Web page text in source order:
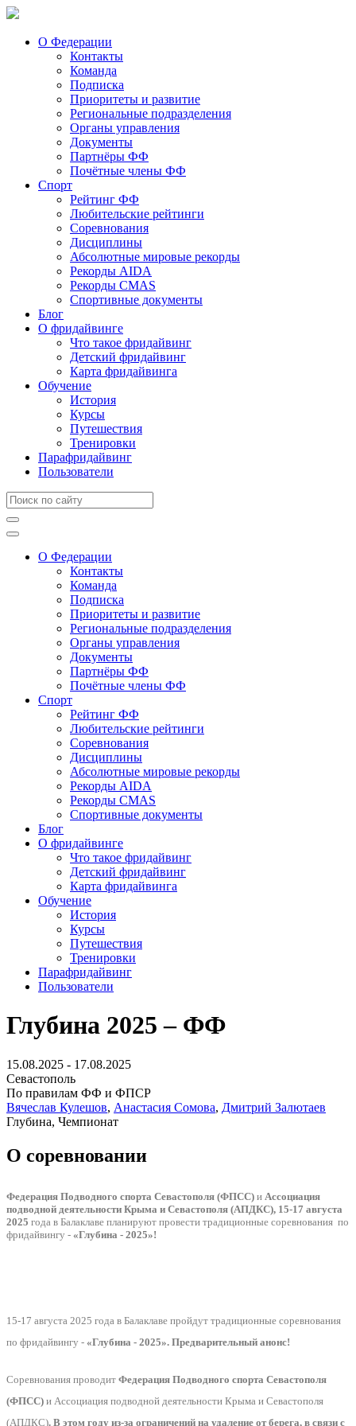
О Федерации
Контакты
Команда
Подписка
Приоритеты и развитие
Региональные подразделения
Органы управления
Документы
Партнёры ФФ
Почётные члены ФФ
Спорт
Рейтинг ФФ
Любительские рейтинги
Соревнования
Дисциплины
Абсолютные мировые рекорды
Рекорды AIDA
Рекорды CMAS
Спортивные документы
Блог
О фридайвинге
Что такое фридайвинг
Детский фридайвинг
Карта фридайвинга
Обучение
История
Курсы
Путешествия
Тренировки
Парафридайвинг
Пользователи
О Федерации
Контакты
Команда
Подписка
Приоритеты и развитие
Региональные подразделения
Органы управления
Документы
Партнёры ФФ
Почётные члены ФФ
Спорт
Рейтинг ФФ
Любительские рейтинги
Соревнования
Дисциплины
Абсолютные мировые рекорды
Рекорды AIDA
Рекорды CMAS
Спортивные документы
Блог
О фридайвинге
Что такое фридайвинг
Детский фридайвинг
Карта фридайвинга
Обучение
История
Курсы
Путешествия
Тренировки
Парафридайвинг
Пользователи
Глубина 2025 – ФФ
15.08.2025 - 17.08.2025
Севастополь
По правилам ФФ и ФПСР
Вячеслав Кулешов, Анастасия Сомова, Дмитрий Залютаев
Глубина, Чемпионат
О соревновании
Федерация Подводного спорта Севастополя (ФПСС) и Ассоциация
подводной деятельности Крыма и Севастополя (АПДКС), 15-17 августа
2025 года в Балаклаве планируют провести традиционные соревнования по
фридайвингу - «Глубина - 2025»!
15-17 августа 2025 года в Балаклаве пройдут традиционные соревнования
по фридайвингу - «Глубина - 2025». Предварительный анонс!
Соревнования проводит Федерация Подводного спорта Севастополя
(ФПСС) и Ассоциация подводной деятельности Крыма и Севастополя
(АПДКС). В этом году из-за ограничений на удаление от берега, в связи с